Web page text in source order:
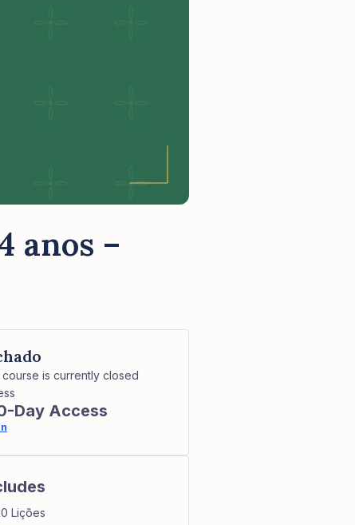
anos –
course is currently closed
Day Access
Lições